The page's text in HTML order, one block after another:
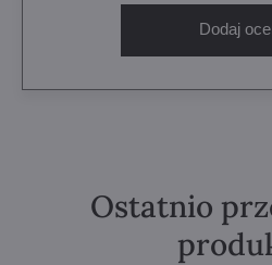
Dodaj
Ostatnio